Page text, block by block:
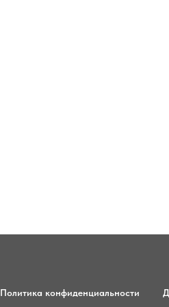
Политика конфиденциальности